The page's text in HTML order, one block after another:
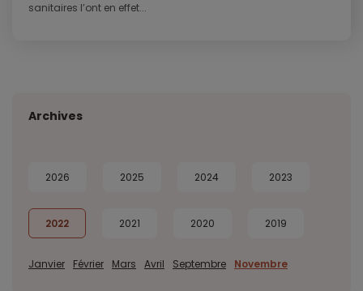
sanitaires l’ont en effet...
Archives
2026 2025 2024 2023
2022 2021 2020 2019
Janvier Février Mars Avril Septembre Novembre